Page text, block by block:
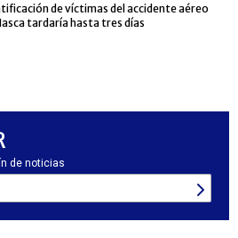
de víctimas del accidente aéreo
tardaría hasta tres días
de noticias